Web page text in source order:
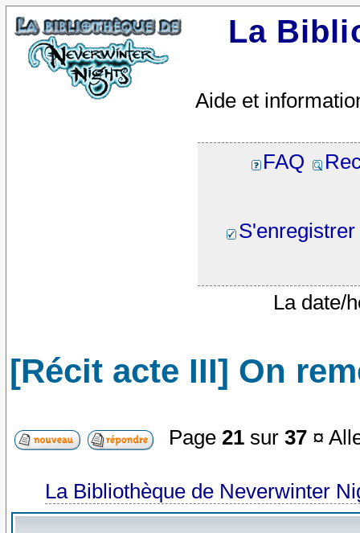
La
Aide et
FAQ
S'enregistrer
La date/
[Récit acte III] On
Page21 sur37 ¤
La Bibliothèque de Neverwinter